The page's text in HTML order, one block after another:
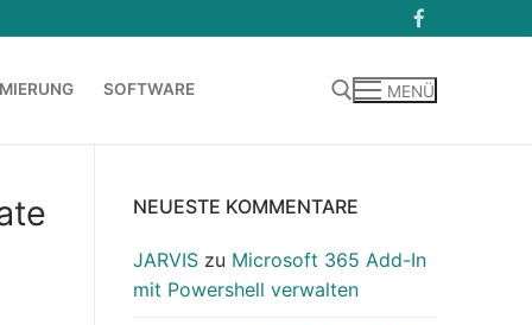
SOFTWARE MENÜ
NEUESTE KOMMENTARE
JARVIS zu Microsoft 365 Add-In
mit Powershell verwalten